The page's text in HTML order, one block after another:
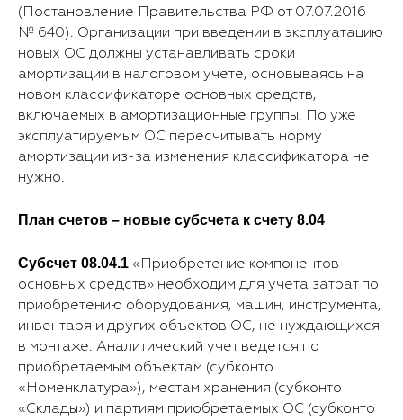
(Постановление Правительства РФ от 07.07.2016
№ 640). Организации при введении в эксплуатацию
новых ОС должны устанавливать сроки
амортизации в налоговом учете, основываясь на
новом классификаторе основных средств,
включаемых в амортизационные группы. По уже
эксплуатируемым ОС пересчитывать норму
амортизации из-за изменения классификатора не
нужно.
План счетов – новые субсчета к счету 8.04
Субсчет 08.04.1 «Приобретение компонентов
основных средств» необходим для учета затрат по
приобретению оборудования, машин, инструмента,
инвентаря и других объектов ОС, не нуждающихся
в монтаже. Аналитический учет ведется по
приобретаемым объектам (субконто
«Номенклатура»), местам хранения (субконто
«Склады») и партиям приобретаемых ОС (субконто